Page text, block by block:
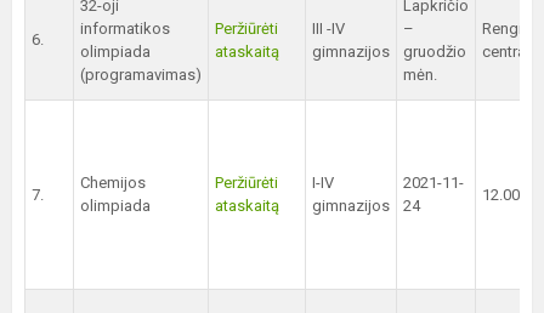
6.
32-oji
informatikos
olimpiada
(programavimas)
Peržiūrėti
ataskaitą
III -IV
gimnazijos
Lapkričio
–
gruodžio
mėn.
7.
Chemijos
olimpiada
Peržiūrėti
ataskaitą
I-IV
gimnazijos
2021-11-
24
12.00